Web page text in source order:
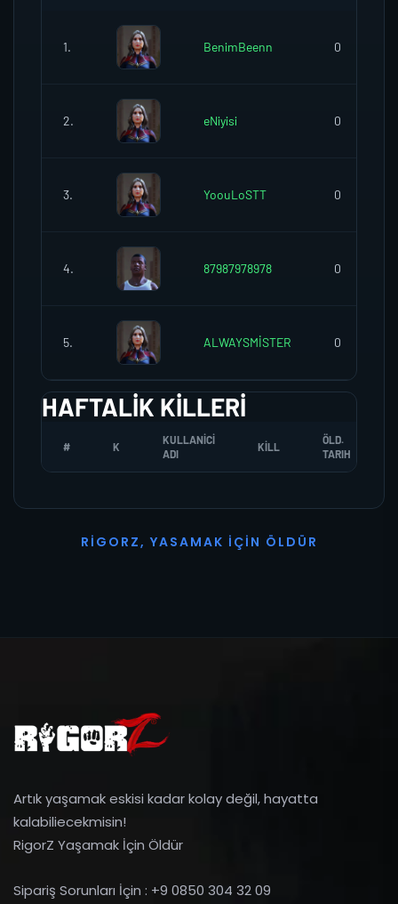
1. BenimBeenn 0
2. eNiyisi 0
3. YoouLoSTT 0
4. 87987978978 0
5. ALWAYSMİSTER 0
HAFTALIK KILLERI
# K
KULLANICI
ADI
KILL
ÖLD.
TARIH
R I G O R Z, YASAMAK İ ÇI N Ö L D Ü R
Artık yaşamak eskisi kadar kolay değil, hayatta
kalabiliecekmisin!
RigorZ Yaşamak İçin Öldür
Sipariş Sorunları İçin : +9 0850 304 32 09